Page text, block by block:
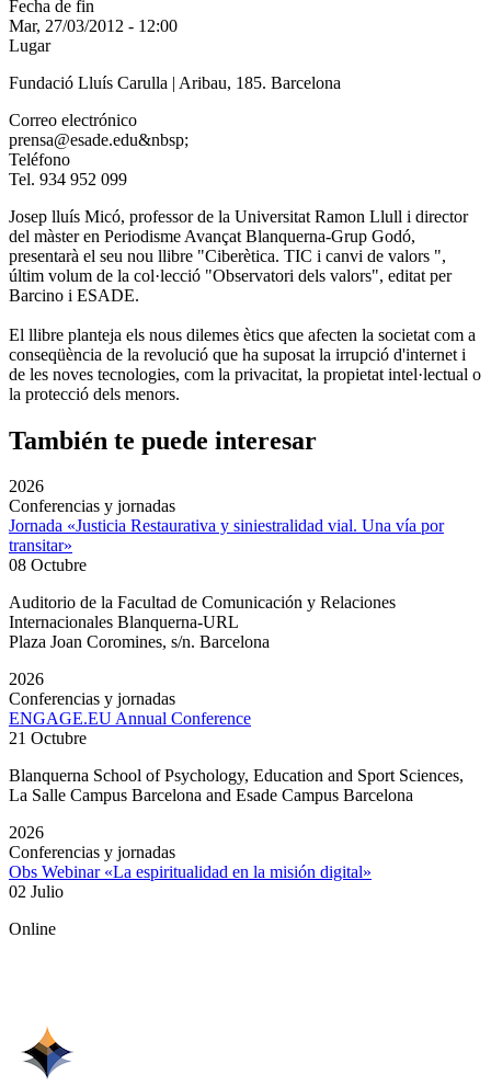
Fecha de fin
Mar, 27/03/2012 - 12:00
Lugar
Fundació Lluís Carulla | Aribau, 185. Barcelona
Correo electrónico
prensa@esade.edu&nbsp;
Teléfono
Tel. 934 952 099
Josep lluís Micó, professor de la Universitat Ramon Llull i director
del màster en Periodisme Avançat Blanquerna-Grup Godó,
presentarà el seu nou llibre "Ciberètica. TIC i canvi de valors ",
últim volum de la col·lecció "Observatori dels valors", editat per
Barcino i ESADE.
El llibre planteja els nous dilemes ètics que afecten la societat com a
conseqüència de la revolució que ha suposat la irrupció d'internet i
de les noves tecnologies, com la privacitat, la propietat intel·lectual o
la protecció dels menors.
También te puede interesar
2026
Conferencias y jornadas
Jornada «Justicia Restaurativa y siniestralidad vial. Una vía por
transitar»
08 Octubre
Auditorio de la Facultad de Comunicación y Relaciones
Internacionales Blanquerna-URL
Plaza Joan Coromines, s/n. Barcelona
2026
Conferencias y jornadas
ENGAGE.EU Annual Conference
21 Octubre
Blanquerna School of Psychology, Education and Sport Sciences,
La Salle Campus Barcelona and Esade Campus Barcelona
2026
Conferencias y jornadas
Obs Webinar «La espiritualidad en la misión digital»
02 Julio
Online